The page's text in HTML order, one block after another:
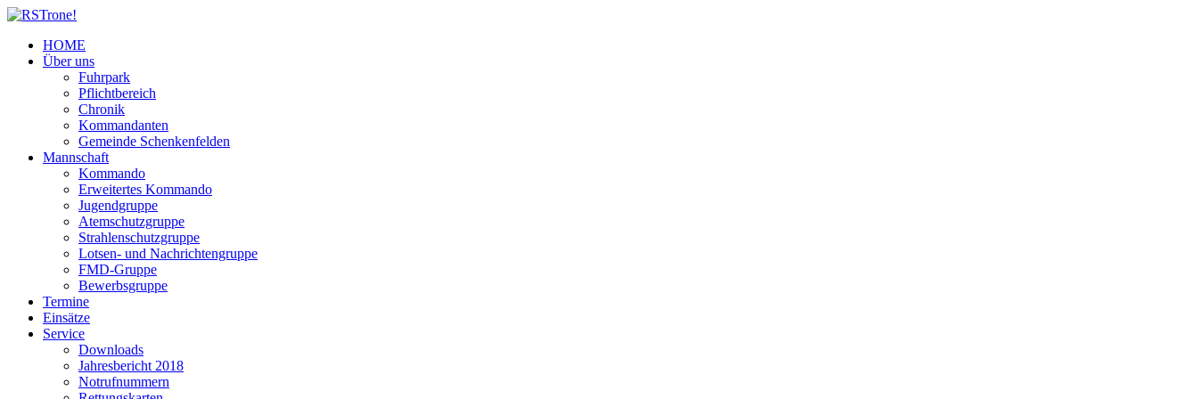
HOME
Über uns
Fuhrpark
Pflichtbereich
Chronik
Kommandanten
Gemeinde Schenkenfelden
Mannschaft
Kommando
Erweitertes Kommando
Jugendgruppe
Atemschutzgruppe
Strahlenschutzgruppe
Lotsen- und Nachrichtengruppe
FMD-Gruppe
Bewerbsgruppe
Termine
Einsätze
Service
Downloads
Jahresbericht 2018
Notrufnummern